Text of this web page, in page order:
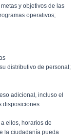
y objetivos de las
operativos;
distributivo de personal;
adicional, incluso el
disposiciones
ellos, horarios de
la ciudadanía pueda